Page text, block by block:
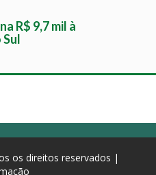
R$ 9,7 mil à
os direitos reservados |